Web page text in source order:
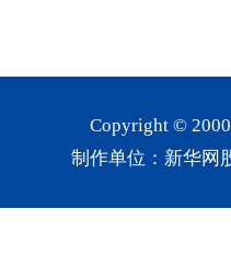
Copyright ©
制作单位：新华